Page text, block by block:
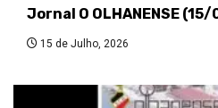
Jornal O OLHANENSE
15 de Julho, 2026